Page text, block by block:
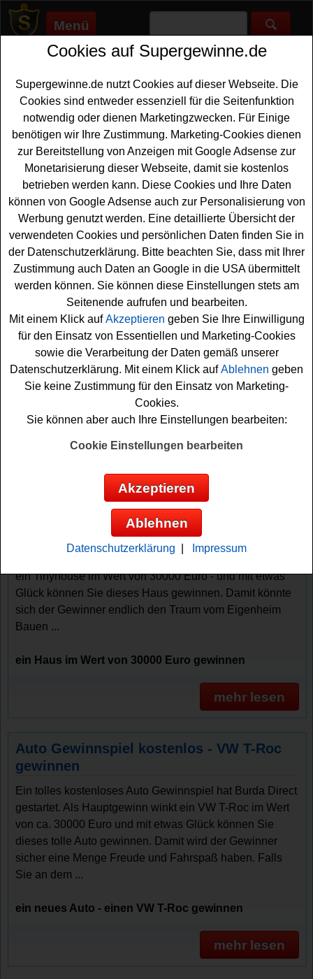
Menü
Supergewinne.de>Gewinnspiele>30000-euro
30000 Euro gewinnen - 30000 Euro
Gewinnspiel
Aktuelle 30000 Euro Gewinnspiele 2026 bei
Supergewinne.de ✅ Jetzt kostenlos mitmachen und mit
etwas Glück 30000 Euro gewinnen. ✅
Anzeige:
Gewinnsumme ▲ ▼ Gewinnanzahl
Haus Gewinnspiel kostenlos - Tinyhouse
Ein kostenloses Haus Gewinnspiel für alle, die gern ein
ein Tinyhouse im Wert von 30000 Euro - und mit etwas
Glück können Sie dieses Haus gewinnen. Damit könnte
sich der Gewinner endlich den Traum vom Eigenheim
Bauen ...
ein Haus im Wert von 30000 Euro gewinnen
mehr lesen
Auto Gewinnspiel kostenlos - VW T-Roc
gewinnen
Ein tolles kostenloses Auto Gewinnspiel hat Burda Direct
gestartet. Als Hauptgewinn winkt ein VW T-Roc im Wert
von ca. 30000 Euro und mit etwas Glück können Sie
dieses tolle Auto gewinnen. Damit wird der Gewinner
sicher eine Menge Freude und Fahrspaß haben. Falls
Sie an dem ...
ein neues Auto - einen VW T-Roc gewinnen
mehr lesen
Cookies auf Supergewinne.de
Supergewinne.de nutzt Cookies auf dieser Webseite. Die
Cookies sind entweder essenziell für die Seitenfunktion
notwendig oder dienen Marketingzwecken. Für Einige
benötigen wir Ihre Zustimmung. Marketing-Cookies dienen
zur Bereitstellung von Anzeigen mit Google Adsense zur
Monetarisierung dieser Webseite, damit sie kostenlos
betrieben werden kann. Diese Cookies und Ihre Daten
können von Google Adsense auch zur Personalisierung von
Werbung genutzt werden. Eine detaillierte Übersicht der
verwendeten Cookies und persönlichen Daten finden Sie in
der Datenschutzerklärung. Bitte beachten Sie, dass mit Ihrer
Zustimmung auch Daten an Google in die USA übermittelt
werden können. Sie können diese Einstellungen stets am
Seitenende aufrufen und bearbeiten.
Mit einem Klick aufAkzeptieren geben Sie Ihre Einwilligung
für den Einsatz von Essentiellen und Marketing-Cookies
sowie die Verarbeitung der Daten gemäß unserer
Datenschutzerklärung. Mit einem Klick aufAblehnen geben
Sie keine Zustimmung für den Einsatz von Marketing-
Cookies.
Sie können aber auch Ihre Einstellungen bearbeiten:
Cookie Einstellungen bearbeiten
Akzeptieren
Ablehnen
Datenschutzerklärung Impressum